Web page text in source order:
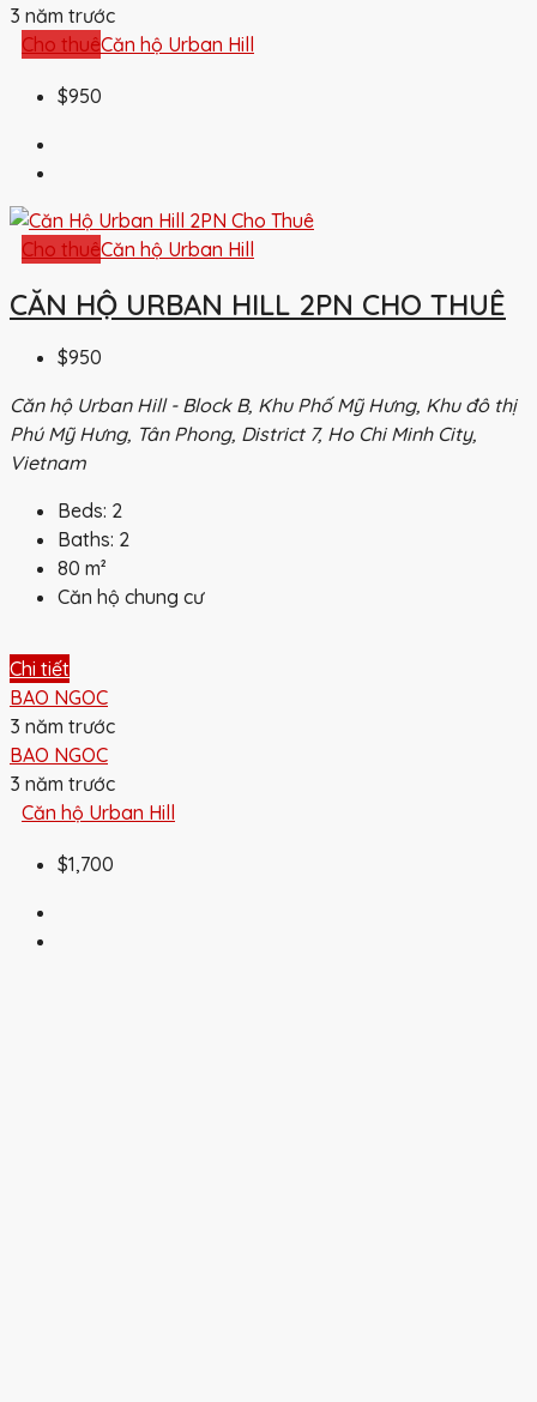
3 năm trước
Cho thuêCăn hộ Urban Hill
$950
Cho thuêCăn hộ Urban Hill
CĂN HỘ URBAN HILL 2PN CHO THUÊ
$950
Căn hộ Urban Hill - Block B, Khu Phố Mỹ Hưng, Khu đô thị
Phú Mỹ Hưng, Tân Phong, District 7, Ho Chi Minh City,
Vietnam
Beds: 2
Baths: 2
80 m²
Căn hộ chung cư
Chi tiết
BAO NGOC
3 năm trước
BAO NGOC
3 năm trước
Căn hộ Urban Hill
$1,700